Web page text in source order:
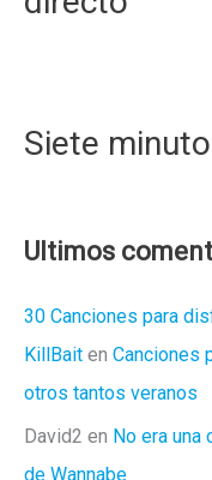
Siete
Ultimos
30 Canciones para
KillBait en Canciones
otros tantos veranos
David2 en No era una
de Wannabe